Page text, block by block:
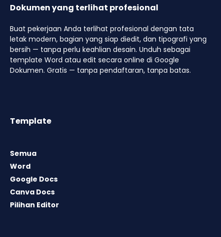
Dokumen yang terlihat profesional
Buat pekerjaan Anda terlihat profesional dengan tata
letak modern, bagian yang siap diedit, dan tipografi yang
bersih — tanpa perlu keahlian desain. Unduh sebagai
template Word atau edit secara online di Google
Dokumen. Gratis — tanpa pendaftaran, tanpa batas.
Template
Semua
Word
Google Docs
Canva Docs
Pilihan Editor